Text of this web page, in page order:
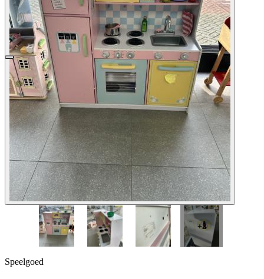
1 / 5
+2
Speelgoed